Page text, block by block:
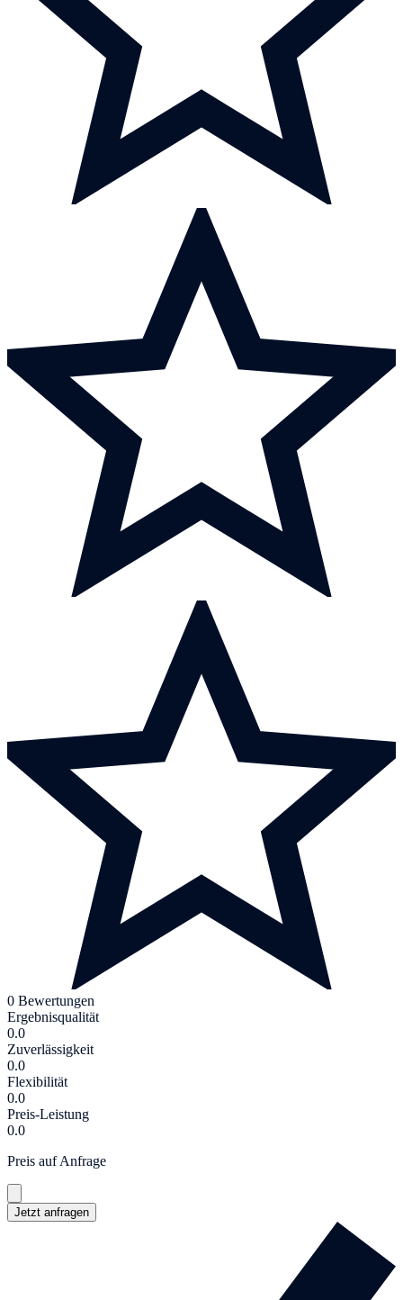
0 Bewertungen
Ergebnisqualität
0.0
Zuverlässigkeit
0.0
Flexibilität
0.0
Preis-Leistung
0.0
Preis auf Anfrage
Jetzt anfragen